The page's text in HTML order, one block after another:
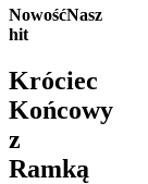
NowośćNasz
hit
Króciec
Końcowy
z
Ramką